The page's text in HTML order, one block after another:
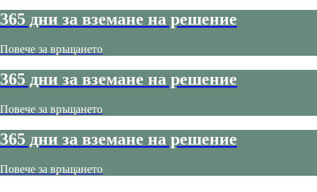
365 дни за вземане на решение
Повече за връщането
365 дни за вземане на решение
Повече за връщането
365 дни за вземане на решение
Повече за връщането